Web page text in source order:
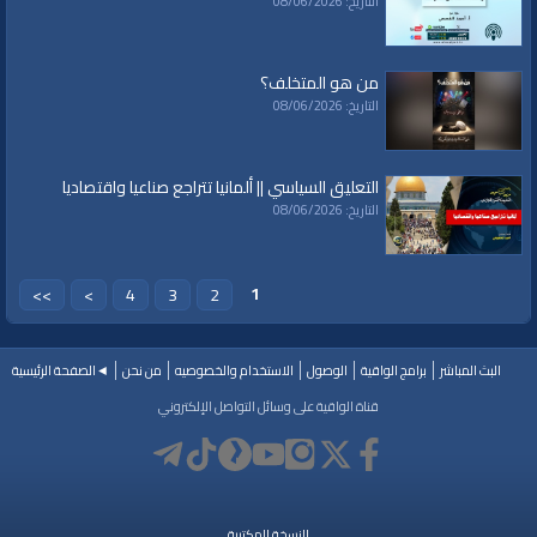
الفئات:
خطب ودروس
خطب ودروس»خطب جمعة
برامج الواقية
العلامات:#video
|
#subscribe
|
#youtube
|فتح|حماس|محمود عباس
اسماعيل هنية|المصالحة|أردوغان|تركيا السيسي
التنسيق الأمني|الاعتراف بإسرائيل
وادي عربة
من هو المتخلف؟
التاريخ: 08/06/2026
التعليق السياسي || ألمانيا تتراجع صناعيا واقتصاديا
التاريخ: 08/06/2026
1
2
3
4
>
>>
البث المباشر برامج الواقية الوصول الاستخدام والخصوصيه من نحن
◄الصفحة الرئيسية
قناة الواقية على وسائل التواصل الإلكتروني